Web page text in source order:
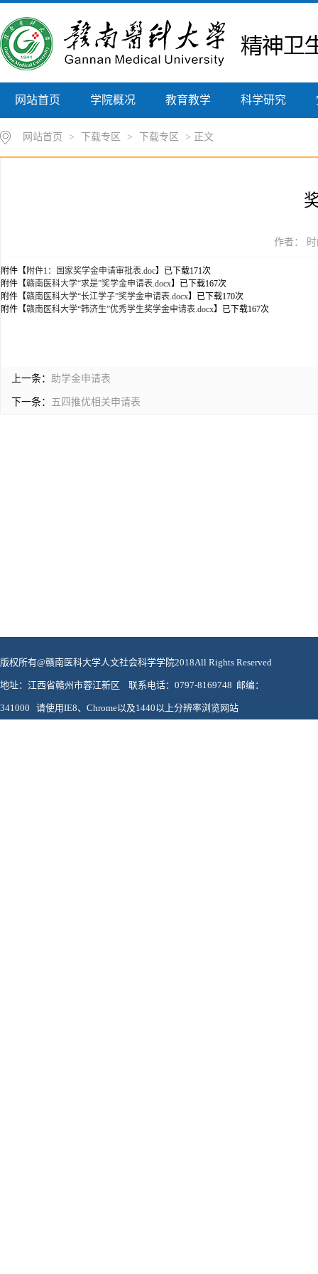
网站首页 学院概况 教育教学 科学研究
网站首页 > 下载专区 > 下载专区 > 正文
作者： 时
附件【附件1：国家奖学金申请审批表.doc】已下载171次
附件【赣南医科大学“求是”奖学金申请表.docx】已下载167次
附件【赣南医科大学“长江学子”奖学金申请表.docx】已下载170次
附件【赣南医科大学“韩济生”优秀学生奖学金申请表.docx】已下载167次
上一条： 助学金申请表
下一条： 五四推优相关申请表
版权所有@赣南医科大学人文社会科学学院2018All Rights Reserved
地址：江西省赣州市蓉江新区 联系电话：0797-8169748 邮编：
341000 请使用IE8、Chrome以及1440以上分辨率浏览网站